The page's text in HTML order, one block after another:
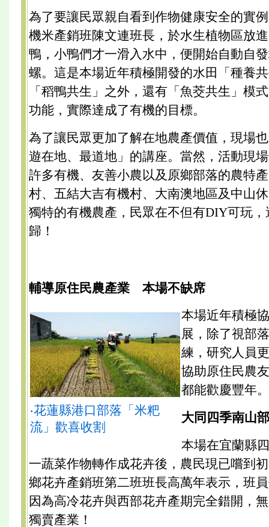
為了要讓民眾親自看到作物健康安全的實
機米產銷班陳文連班長，於水生植物區放
鴨，小鴨們才一滑入水中，便開始自動自
螺。這是本場近年積極開發的水田「種養
「稻鴨共生」之外，還有「魚茭共生」模
功能，實際達成了有機的目標。
為了讓民眾更加了解在地農產價值，現場
遊在地、最道地」的講座。當然，活動現
許多有機、友善小農以及原鄉部落的農特
村、五結大吉有機村、大南澳地區及中山
獨特的有機農產，民眾在不但有DIY可玩
歸！
輔導原住民農產業 本場不缺席
‧花蓮縣港口部落「米粑
流」歡喜收割
本場近年積極
展，除了視部
練，研究人員
協助原住民農
都能歡慶豐年。
大同四季南山
本場在宜蘭縣
一蔬菜作物轉作成花卉後，農民現已嚐到
鄉花卉產銷班第二班班長高萬年表示，班
因為高冷花卉與西部花卉產期完全錯開，
獨賣產業！